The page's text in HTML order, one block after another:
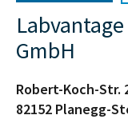
GmbH
Robert-Koch-Str.
82152 Planegg-